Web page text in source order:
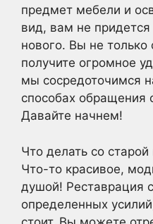
предмет мебели и
вид, вам не придется
нового. Вы не
получите огромное
мы сосредоточимся
способах обращения
Давайте начнем!
Что делать со
Что-то красивое,
душой! Реставрация
определенных